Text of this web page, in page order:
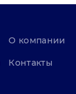
О компании
Контакты